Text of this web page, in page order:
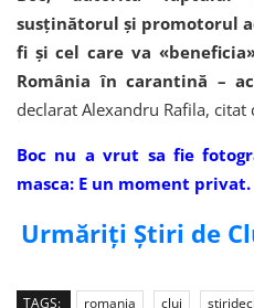
susţinătorul şi promotorul
fi şi cel care va
România în carantină –
declarat Alexandru Rafila,
Boc nu a vrut sa fie
masca: E un moment privat.
Urmăriți Știri de
TAGS: romania cluj